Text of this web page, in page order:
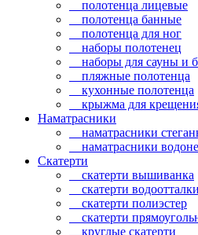
полотенца лицевые
полотенца банные
полотенца для ног
наборы полотенец
наборы для сауны и
пляжные полотенца
кухонные полотенца
крыжма для
Наматрасники
наматрасники
наматрасники
Скатерти
скатерти вышиванка
скатерти
скатерти полиэстер
скатерти
круглые скатерти